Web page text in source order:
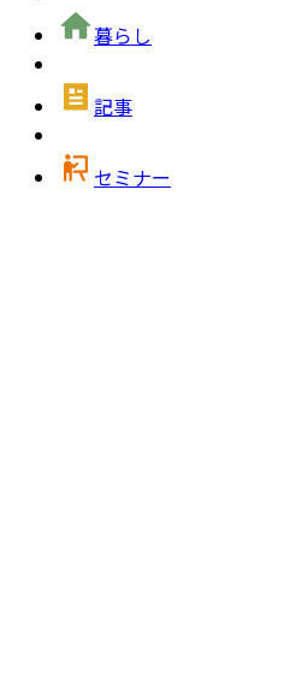
暮らし
記事
セミナー